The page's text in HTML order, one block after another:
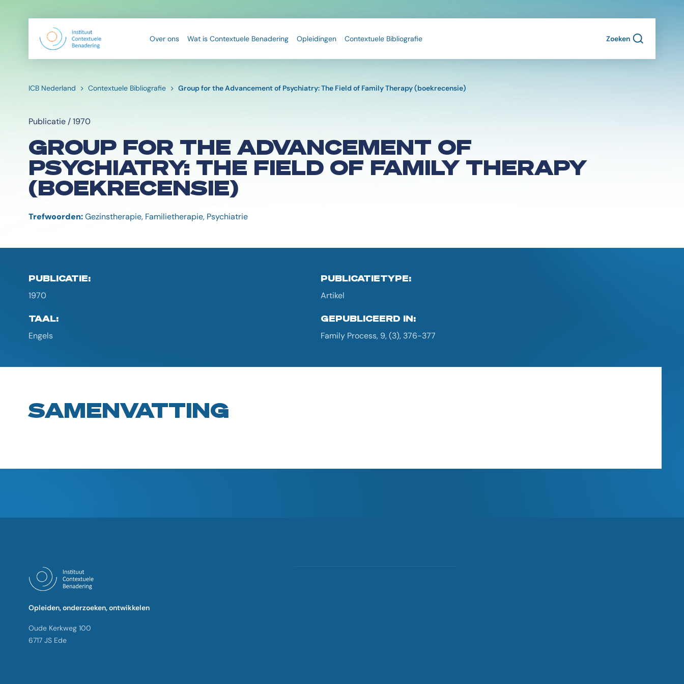
Over ons Wat is Contextuele Benadering Opleidingen Contextuele Bibliografie Zoeken
ICB Nederland Contextuele Bibliografie Group for the Advancement of Psychiatry: The Field of Family Therapy (boekrecensie)
Publicatie / 1970
GROUP FOR THE ADVANCEMENT OF
PSYCHIATRY: THE FIELD OF FAMILY THERAPY
(BOEKRECENSIE)
Trefwoorden:Gezinstherapie, Familietherapie, Psychiatrie
PUBLICATIE:
1970
PUBLICATIETYPE:
Artikel
TAAL:
Engels
GEPUBLICEERD IN:
Family Process, 9, (3), 376-377
SAMENVATTING
Opleiden, onderzoeken, ontwikkelen
Oude Kerkweg 100
6717 JS Ede